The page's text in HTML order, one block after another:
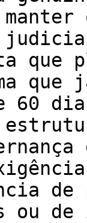
que
60
de
ou